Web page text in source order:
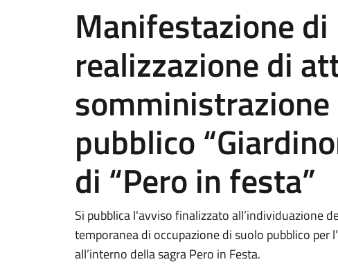
Manifestazione
realizzazione di
pubblico
di “Pero in festa”
Si pubblica l'avviso finalizzato all’individuazione
temporanea di occupazione di suolo pubblico
all’interno della sagra Pero in Festa.